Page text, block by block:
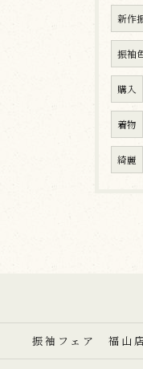
新作
振袖
購入
着物
綺麗
振袖フェア 福山